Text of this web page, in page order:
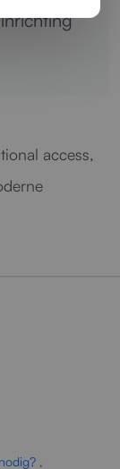
access,
,